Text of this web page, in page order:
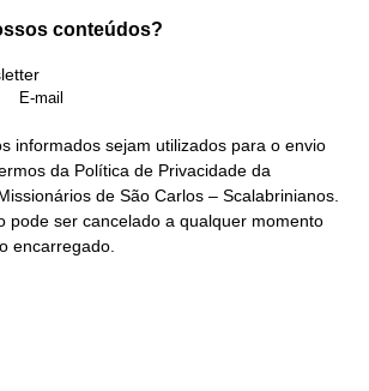
conteúdos?
informados sejam utilizados para o envio
da Política de Privacidade da
de São Carlos – Scalabrinianos.
pode ser cancelado a qualquer momento
encarregado.